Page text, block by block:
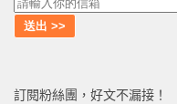
訂閱粉絲團，好文不漏接！